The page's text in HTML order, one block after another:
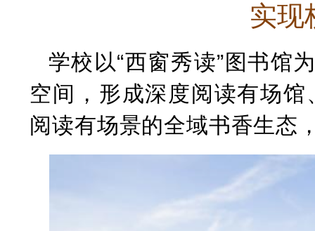
实现
学校以“西窗秀读”图书
空间，形成深度阅读有场
阅读有场景的全域书香生态